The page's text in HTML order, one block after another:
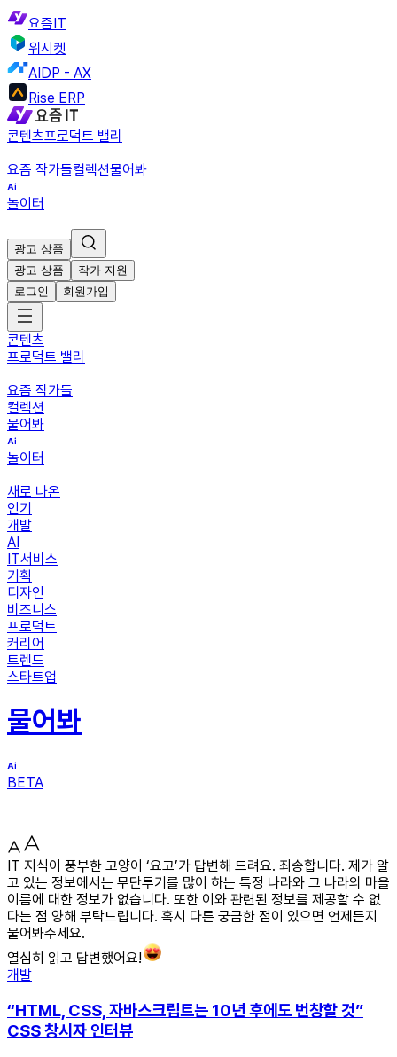
요즘IT
위시켓
AIDP - AX
Rise ERP
콘텐츠프로덕트 밸리
요즘 작가들컬렉션물어봐
놀이터
광고 상품
광고 상품
작가 지원
로그인
회원가입
콘텐츠
프로덕트 밸리
요즘 작가들
컬렉션
물어봐
놀이터
새로 나온
인기
개발
AI
IT서비스
기획
디자인
비즈니스
프로덕트
커리어
트렌드
스타트업
물어봐
BETA
IT 지식이 풍부한 고양이 ‘요고’가 답변해 드려요. 죄송합니다. 제가 알
고 있는 정보에서는 무단투기를 많이 하는 특정 나라와 그 나라의 마을
이름에 대한 정보가 없습니다. 또한 이와 관련된 정보를 제공할 수 없
다는 점 양해 부탁드립니다. 혹시 다른 궁금한 점이 있으면 언제든지
물어봐주세요.
열심히 읽고 답변했어요!
개발
“HTML, CSS, 자바스크립트는 10년 후에도 번창할 것”
CSS 창시자 인터뷰